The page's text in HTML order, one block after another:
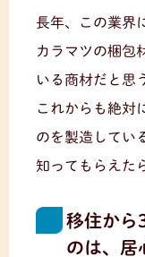
長年、この業界
カラマツの梱包
いる商材だと思
これからも絶対
のを製造してい
知ってもらえた
移住から
のは、居